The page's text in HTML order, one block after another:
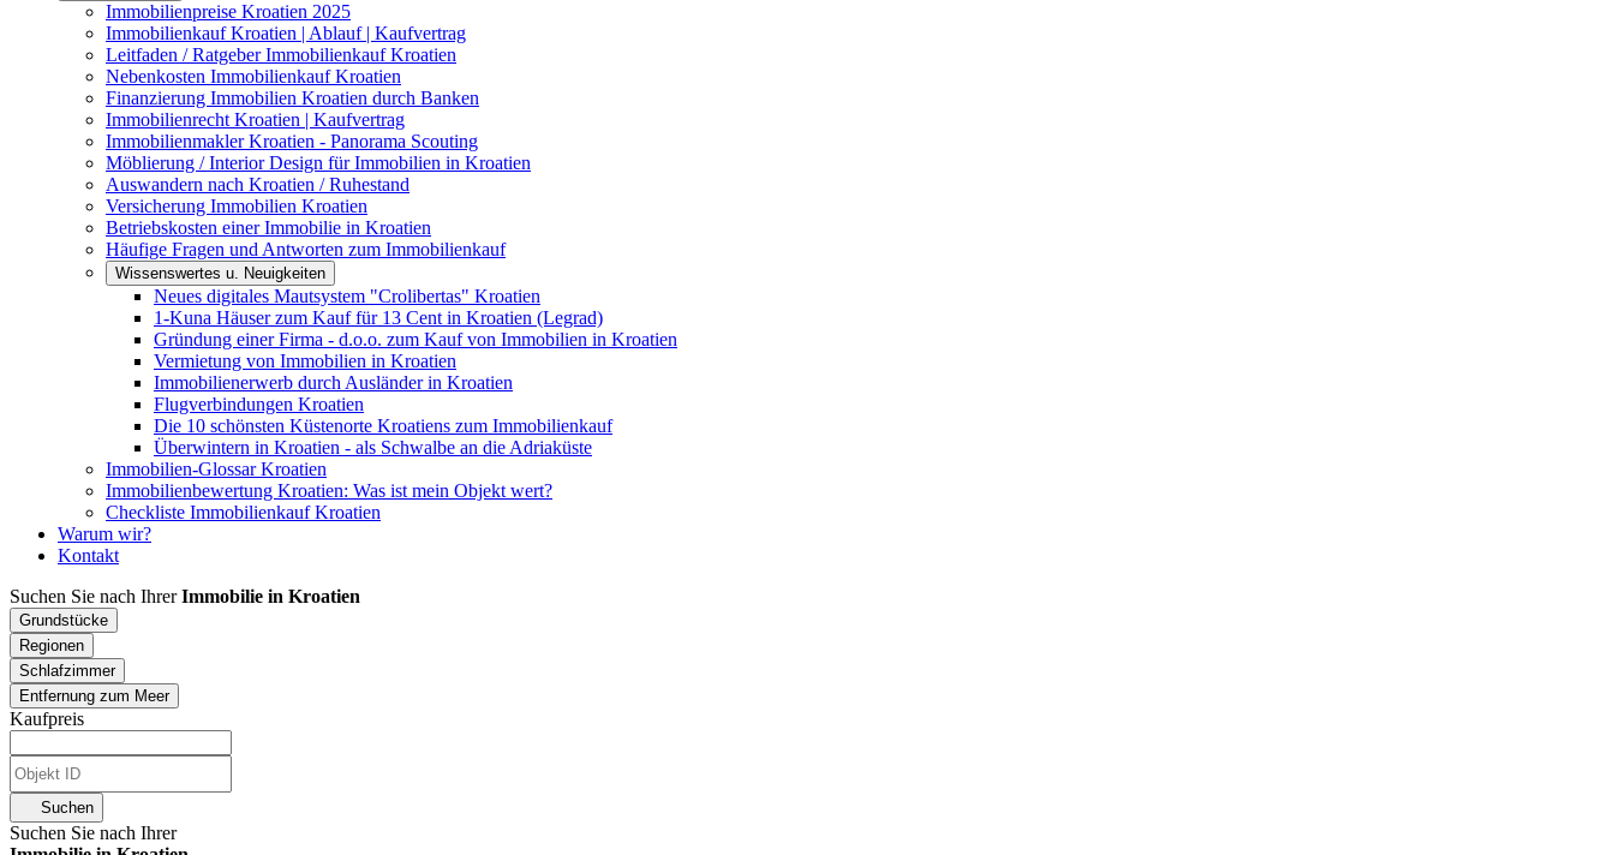
Immobilienpreise Kroatien 2025
Immobilienkauf Kroatien | Ablauf | Kaufvertrag
Leitfaden / Ratgeber Immobilienkauf Kroatien
Nebenkosten Immobilienkauf Kroatien
Finanzierung Immobilien Kroatien durch Banken
Immobilienrecht Kroatien | Kaufvertrag
Immobilienmakler Kroatien - Panorama Scouting
Möblierung / Interior Design für Immobilien in Kroatien
Auswandern nach Kroatien / Ruhestand
Versicherung Immobilien Kroatien
Betriebskosten einer Immobilie in Kroatien
Häufige Fragen und Antworten zum Immobilienkauf
Wissenswertes u. Neuigkeiten
Neues digitales Mautsystem "Crolibertas" Kroatien
1-Kuna Häuser zum Kauf für 13 Cent in Kroatien (Legrad)
Gründung einer Firma - d.o.o. zum Kauf von Immobilien in Kroatien
Vermietung von Immobilien in Kroatien
Immobilienerwerb durch Ausländer in Kroatien
Flugverbindungen Kroatien
Die 10 schönsten Küstenorte Kroatiens zum Immobilienkauf
Überwintern in Kroatien - als Schwalbe an die Adriaküste
Immobilien-Glossar Kroatien
Immobilienbewertung Kroatien: Was ist mein Objekt wert?
Checkliste Immobilienkauf Kroatien
Warum wir?
Kontakt
Suchen Sie nach IhrerImmobilie in Kroatien
Grundstücke
Regionen
Schlafzimmer
Entfernung zum Meer
Kaufpreis
Suchen
Suchen Sie nach Ihrer